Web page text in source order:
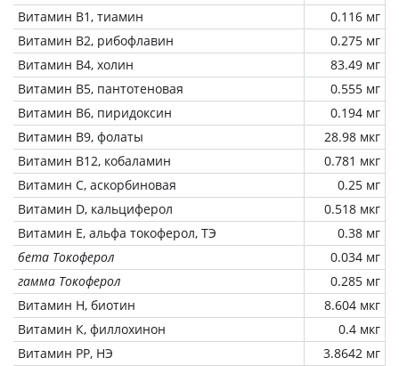
Витамин В1, тиамин
0.116 мг
Витамин В2, рибофлавин
0.275 мг
Витамин В4, холин
83.49 мг
Витамин В5, пантотеновая
0.555 мг
Витамин В6, пиридоксин
0.194 мг
Витамин В9, фолаты
28.98 мкг
Витамин В12, кобаламин
0.781 мкг
Витамин C, аскорбиновая
0.25 мг
Витамин D, кальциферол
0.518 мкг
Витамин Е, альфа токоферол, ТЭ
0.38 мг
бета Токоферол
0.034 мг
гамма Токоферол
0.285 мг
Витамин Н, биотин
8.604 мкг
Витамин К, филлохинон
0.4 мкг
Витамин РР, НЭ
3.8642 мг